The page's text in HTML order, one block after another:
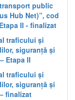
public
Hub Net)”, cod
II - finalizat
traficului și
siguranță și
Etapa II
traficului și
siguranță și
finalizat